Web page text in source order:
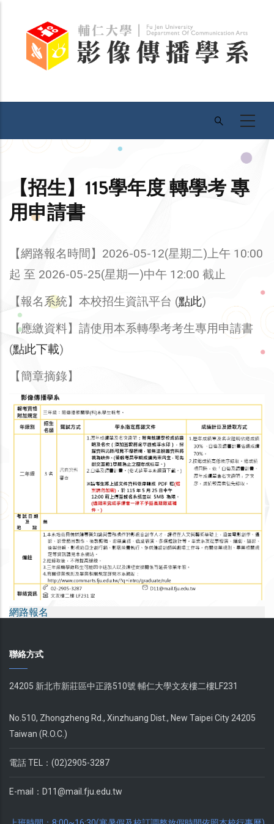
【招生】115學年度 轉學考 專
用申請書
【網路報名時間】2026-05-12(星期二)上午 10:00
起 至 2026-05-25(星期一)中午 12:00 截止
【報名系統】本校招生資訊平台 (點此)
【應繳資料】請使用本系轉學考考生專用申請書
(點此下載)
【簡章摘錄】
網路報名
聯絡方式
24205 新北市新莊區中正路510號 輔仁大學文友樓二樓LF231
No.510, Zhongzheng Rd., Xinzhuang Dist., New Taipei City 24205
Taiwan (R.O.C.)
電話 TEL：(02)2905-3287
E-mail： D11@mail.fju.edu.tw